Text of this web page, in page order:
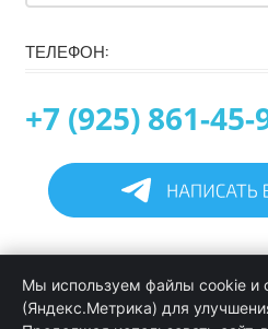
ТЕЛЕФОН:
+7 (925) 861-45-
Информация
Программирование в 1С
Мы используем файлы cookie и
(Яндекс.Метрика) для